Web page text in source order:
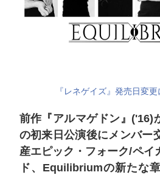
『レネゲイズ』発売日変
前作『アルマゲドン』('16)
の初来日公演後にメンバー
産エピック・フォーク/ペイ
ド、Equilibriumの新たな